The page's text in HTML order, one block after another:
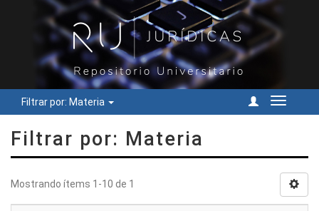
Filtrar por: Materia
Cambiar
Filtrar por: Materia
Mostrando ítems 1-10 de 1